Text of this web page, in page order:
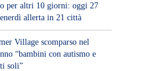
per altri 10 giorni: oggi 27
allerta in 21 città
Village scomparso nel
“bambini con autismo e
soli”